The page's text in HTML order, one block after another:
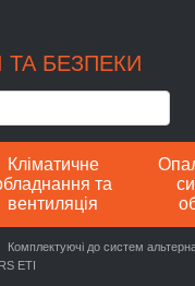
БЕЗПЕКИ
Кліматичне
та
вентиляція
Комплектуючі до систем
ETI